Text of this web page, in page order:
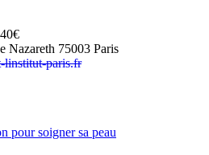
Nazareth 75003 Paris
linstitut-paris.fr